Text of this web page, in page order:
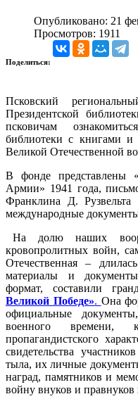
Опубликовано: 21
Просмотров: 1911
Поделиться:
Псковский
Президентской
псковичам
библиотеки с книгами и
Великой Отечественной
В фонде представлены
Армии» 1941 года,
Франклина Д.
международные
На долю наших
кровопролитных войн,
Отечественная –
материалы и
формат, составили
Великой Победе». Она
официальные
военного времени,
пропагандистского
свидетельства
тыла, их личные
наград, памятников и
войну внуков и правнуков